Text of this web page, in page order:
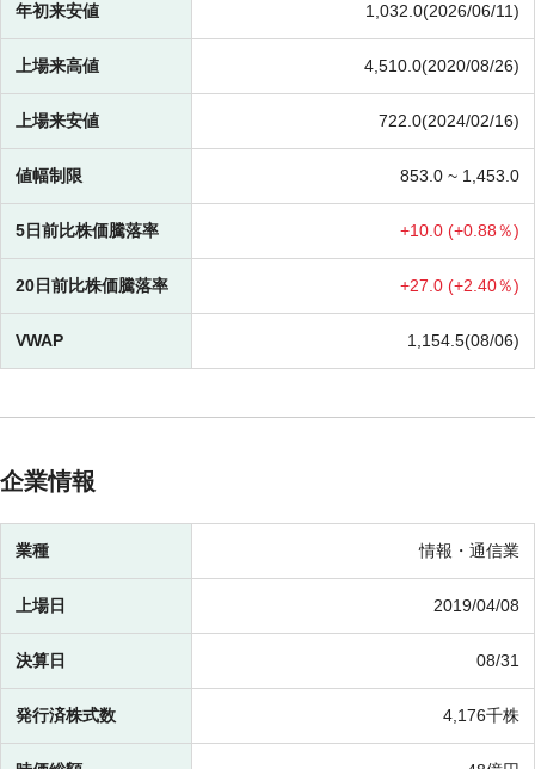
年初来安値 1,032.0(2026/06/11)
上場来高値 4,510.0(2020/08/26)
上場来安値 722.0(2024/02/16)
値幅制限 853.0 ~ 1,453.0
5日前比株価騰落率 +10.0 (+0.88％)
20日前比株価騰落率 +27.0 (+2.40％)
VWAP 1,154.5(08/06)
企業情報
業種 情報・通信業
上場日 2019/04/08
決算日 08/31
発行済株式数 4,176千株